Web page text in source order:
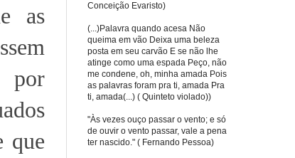
as
por
que
Conceição Evaristo)
(...)Palavra quando acesa Não
queima em vão Deixa uma beleza
posta em seu carvão E se não lhe
atinge como uma espada Peço, não
me condene, oh, minha amada Pois
as palavras foram pra ti, amada Pra
ti, amada(...) ( Quinteto violado))
"Às vezes ouço passar o vento; e só
de ouvir o vento passar, vale a pena
ter nascido." ( Fernando Pessoa)